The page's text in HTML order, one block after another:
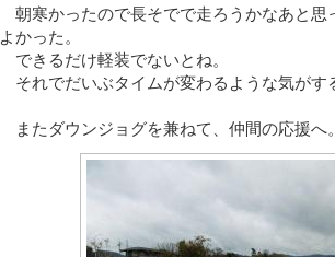
朝寒かったので長そでで走ろうかなあと思
よかった。
できるだけ軽装でないとね。
それでだいぶタイムが変わるような気がす
またダウンジョグを兼ねて、仲間の応援へ